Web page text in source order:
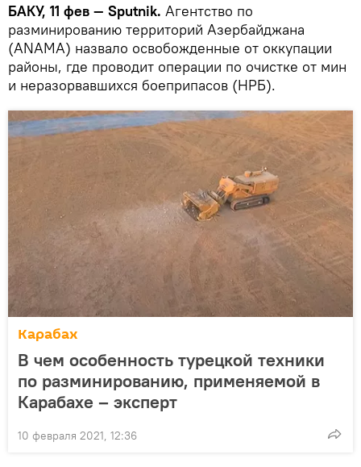
БАКУ, 11 фев — Sputnik. Агентство по
разминированию территорий Азербайджана
(ANAMA) назвало освобожденные от оккупации
районы, где проводит операции по очистке от мин
и неразорвавшихся боеприпасов (НРБ).
Карабах
В чем особенность турецкой техники
по разминированию, применяемой в
Карабахе – эксперт
10 февраля 2021, 12:36